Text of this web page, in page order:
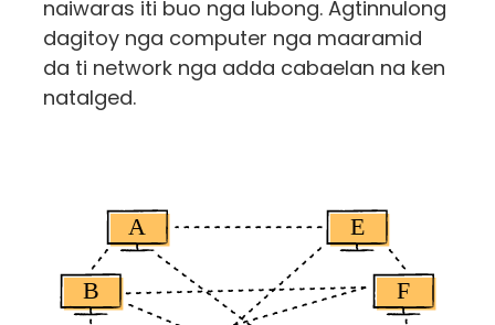
naiwaras iti buo nga lubong. Agtinnulong
dagitoy nga computer nga maaramid
da ti network nga adda cabaelan na ken
natalged.